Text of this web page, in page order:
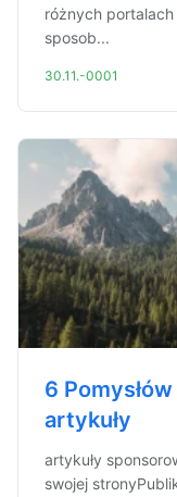
różnych portalach
sposob...
30.11.-0001
6
artykuły
artykuły
swojej